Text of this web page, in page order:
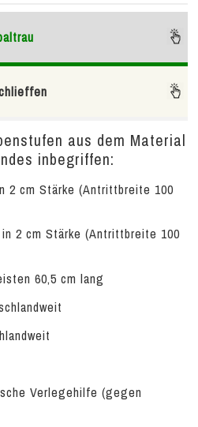
aus dem Material
inbegriffen:
2 cm Stärke (Antrittbreite 100
2 cm Stärke (Antrittbreite 100
60,5 cm lang
Verlegehilfe (gegen